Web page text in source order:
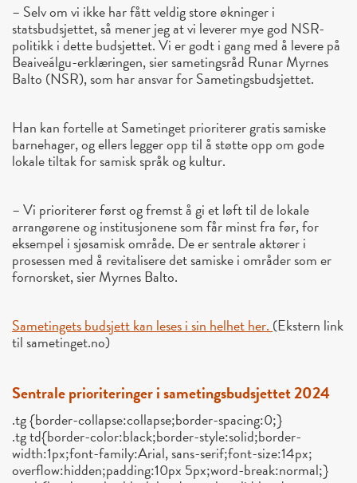
– Selv om vi ikke har fått veldig store økninger i
statsbudsjettet, så mener jeg at vi leverer mye god NSR-
politikk i dette budsjettet. Vi er godt i gang med å levere på
Beaiveálgu-erklæringen, sier sametingsråd Runar Myrnes
Balto (NSR), som har ansvar for Sametingsbudsjettet.
Han kan fortelle at Sametinget prioriterer gratis samiske
barnehager, og ellers legger opp til å støtte opp om gode
lokale tiltak for samisk språk og kultur.
– Vi prioriterer først og fremst å gi et løft til de lokale
arrangørene og institusjonene som får minst fra før, for
eksempel i sjøsamisk område. De er sentrale aktører i
prosessen med å revitalisere det samiske i områder som er
fornorsket, sier Myrnes Balto.
Sametingets budsjett kan leses i sin helhet her. (Ekstern link
til sametinget.no)
Sentrale prioriteringer i sametingsbudsjettet 2024
.tg {border-collapse:collapse;border-spacing:0;}
.tg td{border-color:black;border-style:solid;border-
width:1px;font-family:Arial, sans-serif;font-size:14px;
overflow:hidden;padding:10px 5px;word-break:normal;}